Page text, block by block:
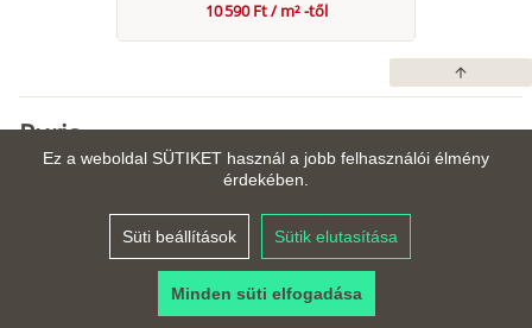
Ez a weboldal SÜTIKET használ a jobb felhasználói élmény
érdekében.
Süti beállítások Sütik elutasítása
Minden süti elfogadása
10 590 Ft / m² -től
arrow_upward
Puris